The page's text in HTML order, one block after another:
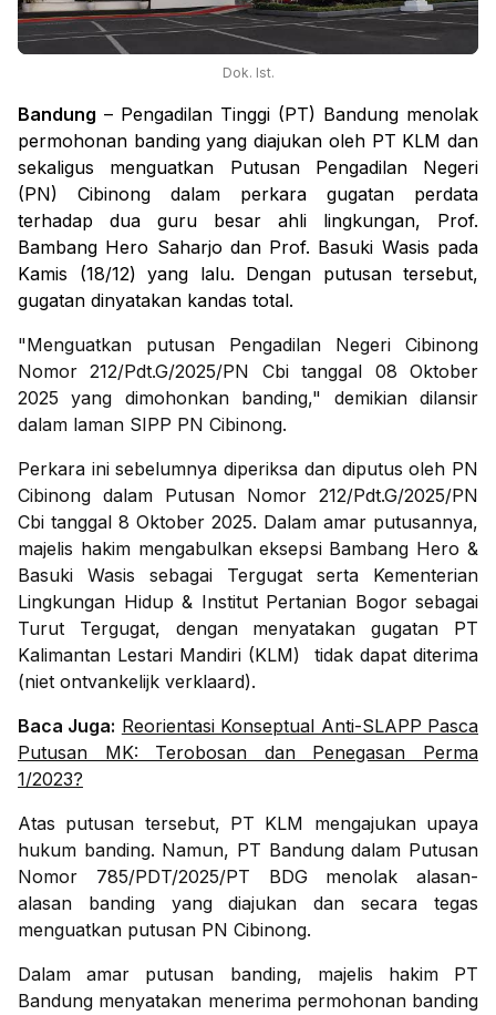
Dok. Ist.
Bandung – Pengadilan Tinggi (PT) Bandung menolak
permohonan banding yang diajukan oleh PT KLM dan
sekaligus menguatkan Putusan Pengadilan Negeri
(PN) Cibinong dalam perkara gugatan perdata
terhadap dua guru besar ahli lingkungan, Prof.
Bambang Hero Saharjo dan Prof. Basuki Wasis pada
Kamis (18/12) yang lalu. Dengan putusan tersebut,
gugatan dinyatakan kandas total.
"Menguatkan putusan Pengadilan Negeri Cibinong
Nomor 212/Pdt.G/2025/PN Cbi tanggal 08 Oktober
2025 yang dimohonkan banding," demikian dilansir
dalam laman SIPP PN Cibinong.
Perkara ini sebelumnya diperiksa dan diputus oleh PN
Cibinong dalam Putusan Nomor 212/Pdt.G/2025/PN
Cbi tanggal 8 Oktober 2025. Dalam amar putusannya,
majelis hakim mengabulkan eksepsi Bambang Hero &
Basuki Wasis sebagai Tergugat serta Kementerian
Lingkungan Hidup & Institut Pertanian Bogor sebagai
Turut Tergugat, dengan menyatakan gugatan PT
Kalimantan Lestari Mandiri (KLM) tidak dapat diterima
(niet ontvankelijk verklaard).
Baca Juga: Reorientasi Konseptual Anti-SLAPP Pasca
Putusan MK: Terobosan dan Penegasan Perma
1/2023?
Atas putusan tersebut, PT KLM mengajukan upaya
hukum banding. Namun, PT Bandung dalam Putusan
Nomor 785/PDT/2025/PT BDG menolak alasan-
alasan banding yang diajukan dan secara tegas
menguatkan putusan PN Cibinong.
Dalam amar putusan banding, majelis hakim PT
Bandung menyatakan menerima permohonan banding